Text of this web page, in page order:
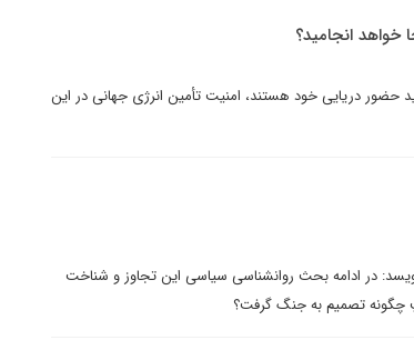
خواهد انجامید؟
حضور دریایی خود هستند، امنیت تأمین انرژی جهانی در این
در ادامه بحث روانشناسی سیاسی این تجاوز و شناخت
چگونه تصمیم به جنگ گرفت؟